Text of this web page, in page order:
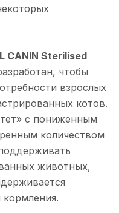
CANIN Sterilised
чтобы
взрослых
котов.
с пониженным
количеством
животных,